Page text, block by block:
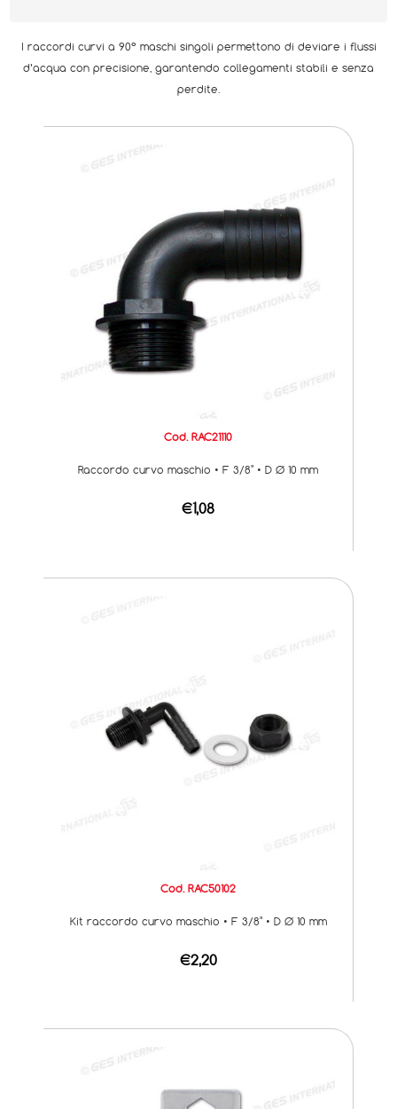
I raccordi curvi a 90° maschi singoli permettono di deviare i flussi
d’acqua con precisione, garantendo collegamenti stabili e senza
perdite.
Cod. RAC21110
Raccordo curvo maschio • F 3/8" • D Ø 10 mm
€1,08
Cod. RAC50102
Kit raccordo curvo maschio • F 3/8" • D Ø 10 mm
€2,20